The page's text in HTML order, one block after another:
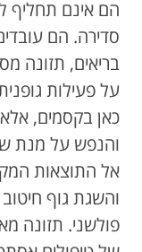
הם אינם תחליף
סדירה. הם
בריאים, תזונה
על פעילות
כאן בקסמים,
והנפש על מנת
אל התוצאות
והשגת גוף חיטוב
פולשני. תזונה